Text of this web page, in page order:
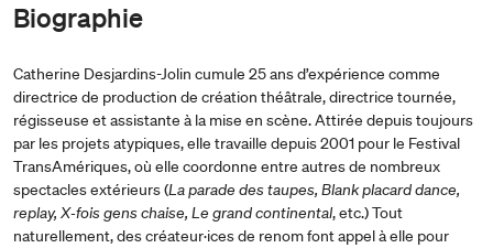
Biographie
Catherine Desjardins-Jolin cumule 25 ans d’expérience comme
directrice de production de création théâtrale, directrice tournée,
régisseuse et assistante à la mise en scène. Attirée depuis toujours
par les projets atypiques, elle travaille depuis 2001 pour le Festival
TransAmériques, où elle coordonne entre autres de nombreux
spectacles extérieurs (La parade des taupes, Blank placard dance,
replay, X‑fois gens chaise, Le grand continental, etc.) Tout
naturellement, des créateur·ices de renom font appel à elle pour